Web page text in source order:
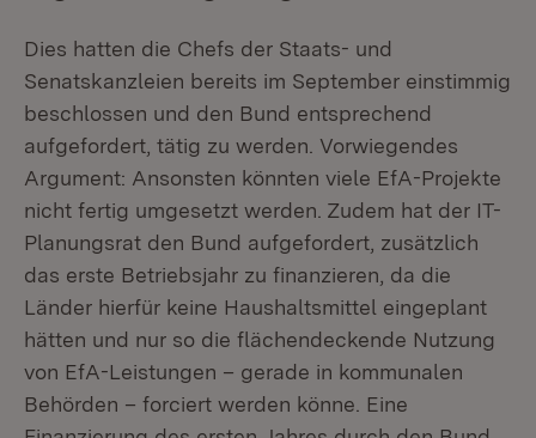
Dies hatten die Chefs der Staats- und
Senatskanzleien bereits im September einstimmig
beschlossen und den Bund entsprechend
aufgefordert, tätig zu werden. Vorwiegendes
Argument: Ansonsten könnten viele EfA-Projekte
nicht fertig umgesetzt werden. Zudem hat der IT-
Planungsrat den Bund aufgefordert, zusätzlich
das erste Betriebsjahr zu finanzieren, da die
Länder hierfür keine Haushaltsmittel eingeplant
hätten und nur so die flächendeckende Nutzung
von EfA-Leistungen – gerade in kommunalen
Behörden – forciert werden könne. Eine